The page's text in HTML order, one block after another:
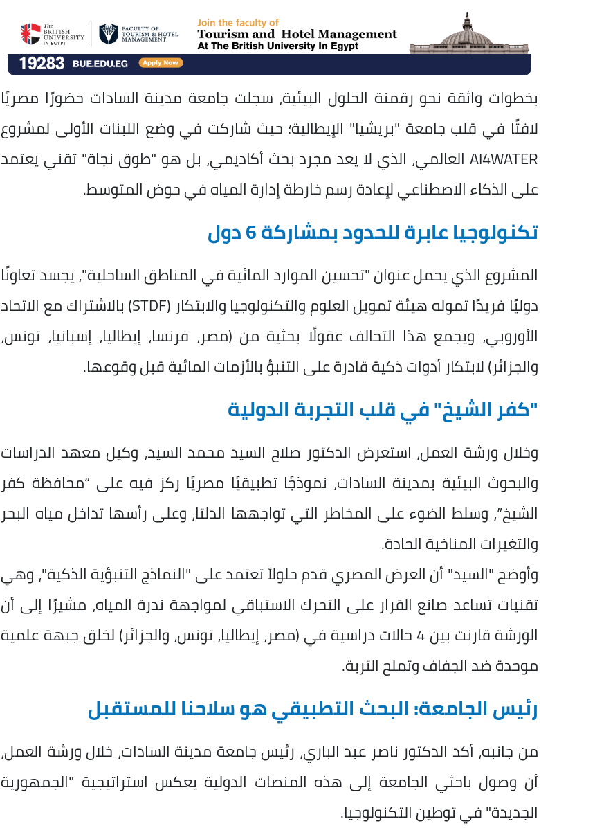
بخطوات واثقة نحو رقمنة الحلول البيئية، سجلت جامعة مدينة السادات حضورًا مصريًا
لافتًا في قلب جامعة "بريشيا" الإيطالية؛ حيث شاركت في وضع اللبنات الأولى لمشروع
AI4WATER العالمي، الذي لا يعد مجرد بحث أكاديمي، بل هو "طوق نجاة" تقني يعتمد
على الذكاء الاصطناعي لإعادة رسم خارطة إدارة المياه في حوض المتوسط.
تكنولوجيا عابرة للحدود بمشاركة 6 دول
المشروع الذي يحمل عنوان "تحسين الموارد المائية في المناطق الساحلية"، يجسد تعاونًا
دوليًا فريدًا تموله هيئة تمويل العلوم والتكنولوجيا والابتكار (STDF) بالاشتراك مع الاتحاد
الأوروبي، ويجمع هذا التحالف عقولًا بحثية من (مصر، فرنسا، إيطاليا، إسبانيا، تونس،
والجزائر) لابتكار أدوات ذكية قادرة على التنبؤ بالأزمات المائية قبل وقوعها.
"كفر الشيخ" في قلب التجربة الدولية
وخلال ورشة العمل، استعرض الدكتور صلاح السيد محمد السيد، وكيل معهد الدراسات
والبحوث البيئية بمدينة السادات، نموذجًا تطبيقيًا مصريًا ركز فيه على “محافظة كفر
الشيخ”، وسلط الضوء على المخاطر التي تواجهها الدلتا، وعلى رأسها تداخل مياه البحر
والتغيرات المناخية الحادة.
وأوضح "السيد" أن العرض المصري قدم حلولاً تعتمد على "النماذج التنبؤية الذكية"، وهي
تقنيات تساعد صانع القرار على التحرك الاستباقي لمواجهة ندرة المياه، مشيرًا إلى أن
الورشة قارنت بين 4 حالات دراسية في (مصر، إيطاليا، تونس، والجزائر) لخلق جبهة علمية
موحدة ضد الجفاف وتملح التربة.
رئيس الجامعة: البحث التطبيقي هو سلاحنا للمستقبل
من جانبه، أكد الدكتور ناصر عبد الباري، رئيس جامعة مدينة السادات، خلال ورشة العمل،
أن وصول باحثي الجامعة إلى هذه المنصات الدولية يعكس استراتيجية "الجمهورية
الجديدة" في توطين التكنولوجيا.